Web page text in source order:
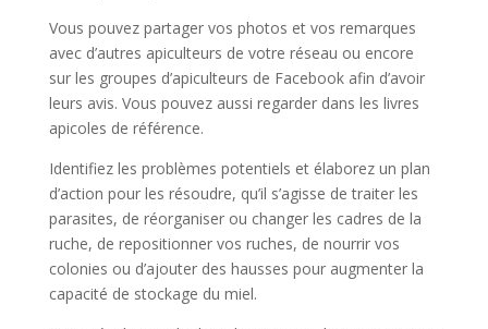
Vous pouvez partager vos photos et vos remarques
avec d’autres apiculteurs de votre réseau ou encore
sur les groupes d’apiculteurs de Facebook afin d’avoir
leurs avis. Vous pouvez aussi regarder dans les livres
apicoles de référence.
Identifiez les problèmes potentiels et élaborez un plan
d’action pour les résoudre, qu’il s’agisse de traiter les
parasites, de réorganiser ou changer les cadres de la
ruche, de repositionner vos ruches, de nourrir vos
colonies ou d’ajouter des hausses pour augmenter la
capacité de stockage du miel.